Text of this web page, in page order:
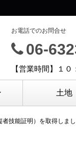
お電話でのお問合せ
06-
【営業時間】１
土地
技能証明）を取得しまし